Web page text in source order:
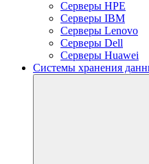
Серверы HPE
Серверы IBM
Серверы Lenovo
Серверы Dell
Серверы Huawei
Системы хранения